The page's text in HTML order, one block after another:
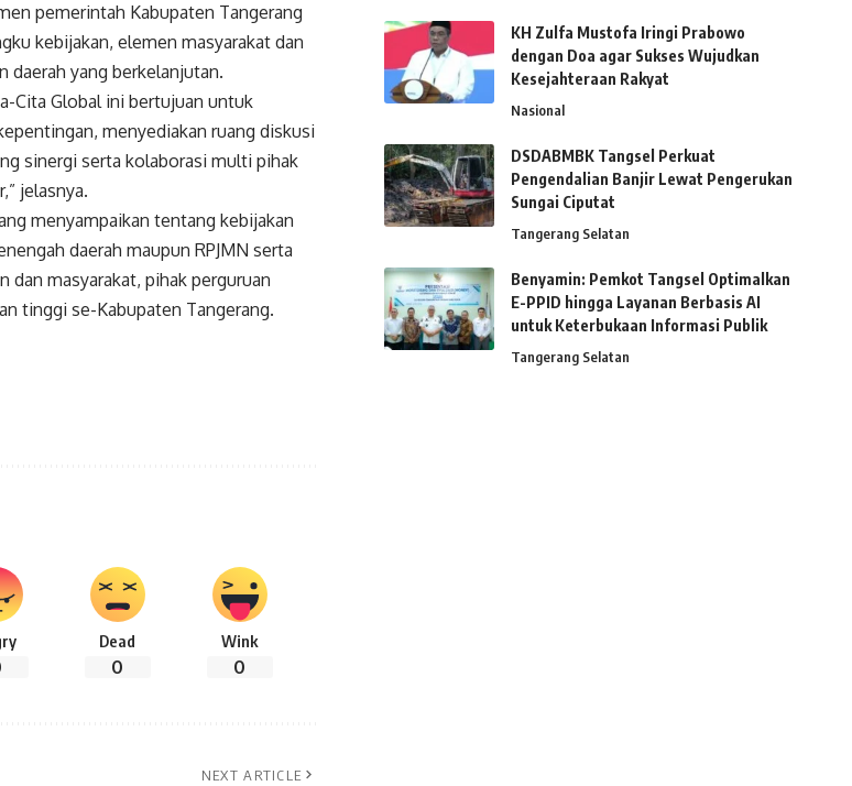
pemerintah Kabupaten Tangerang
kebijakan, elemen masyarakat dan
daerah yang berkelanjutan.
Cita Global ini bertujuan untuk
menyediakan ruang diskusi
sinergi serta kolaborasi multi pihak
jelasnya.
menyampaikan tentang kebijakan
daerah maupun RPJMN serta
dan masyarakat, pihak perguruan
tinggi se-Kabupaten Tangerang.
Dead
0
Wink
0
NEXT ARTICLE
KH Zulfa Mustofa Iringi Prabowo
dengan Doa agar Sukses Wujudkan
Kesejahteraan Rakyat
Nasional
DSDABMBK Tangsel Perkuat
Pengendalian Banjir Lewat Pengerukan
Sungai Ciputat
Tangerang Selatan
Benyamin: Pemkot Tangsel Optimalkan
E-PPID hingga Layanan Berbasis AI
untuk Keterbukaan Informasi Publik
Tangerang Selatan